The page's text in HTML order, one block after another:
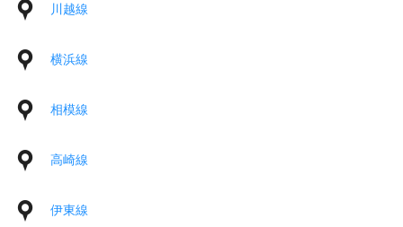
川越線
横浜線
相模線
高崎線
伊東線